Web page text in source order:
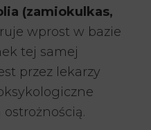
(zamiokulkas,
wprost w bazie
tej samej
przez lekarzy